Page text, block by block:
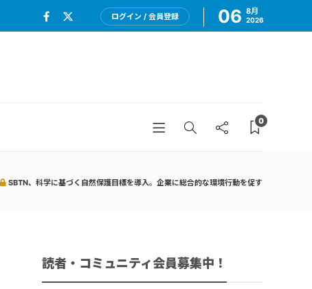
ログイン / 会員登録 06 8月
2026
0
SBTN、科学に基づく自然保護目標を導入。企業に総合的な環境行動を促す
読者・コミュニティ会員募集中！